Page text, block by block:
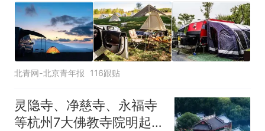
北青网-北京青年报 116跟贴
灵隐寺、净慈寺、永福寺
等杭州7大佛教寺院明起